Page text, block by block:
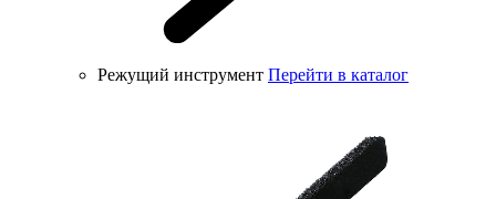
Режущий инструмент Перейти в каталог